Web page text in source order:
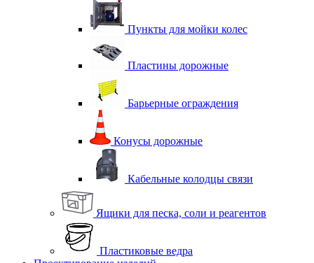
Пункты для мойки колес
Пластины дорожные
Барьерные ограждения
Конусы дорожные
Кабельные колодцы связи
Ящики для песка, соли и реагентов
Пластиковые ведра